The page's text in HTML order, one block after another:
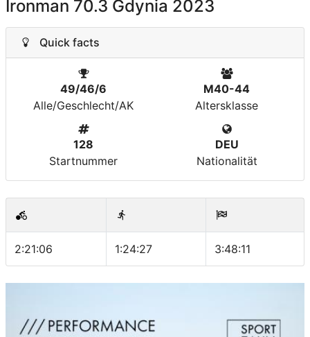
Ironman 70.3 Gdynia 2023
Quick facts
49/46/6
Alle/Geschlecht/AK
M40-44
Altersklasse
128
Startnummer
DEU
Nationalität
2:21:06 1:24:27 3:48:11